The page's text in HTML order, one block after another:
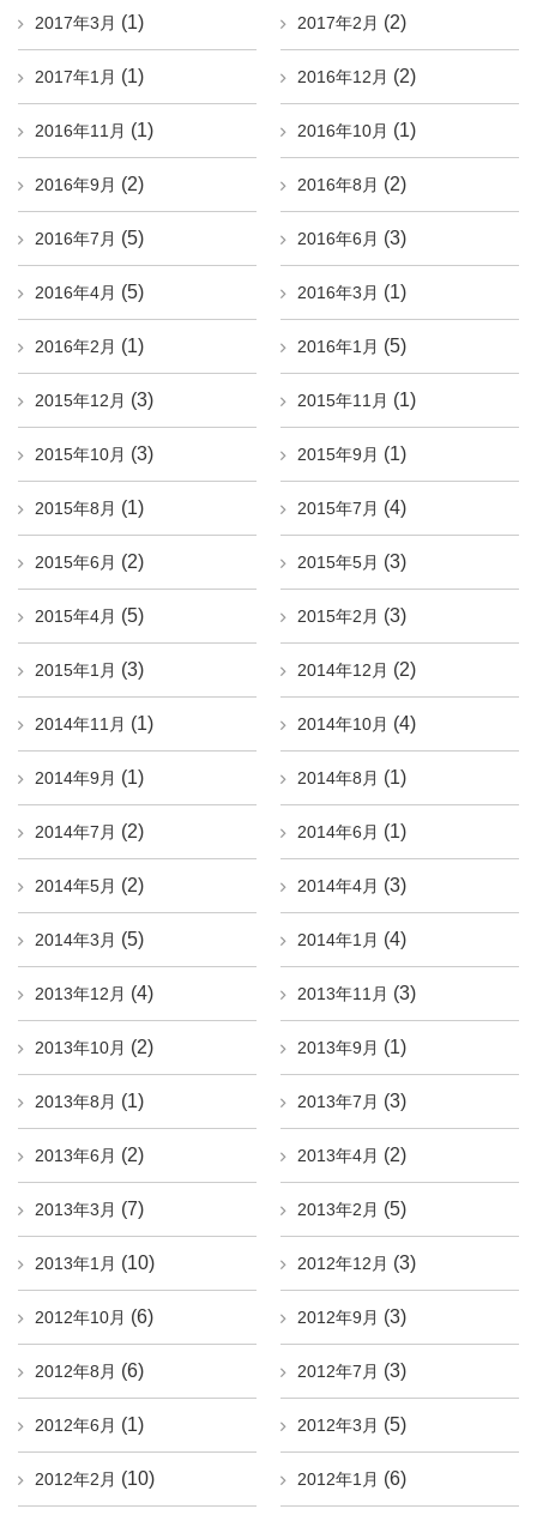
2017年3月 (1) 2017年2月 (2)
2017年1月 (1) 2016年12月 (2)
2016年11月 (1) 2016年10月 (1)
2016年9月 (2) 2016年8月 (2)
2016年7月 (5) 2016年6月 (3)
2016年4月 (5) 2016年3月 (1)
2016年2月 (1) 2016年1月 (5)
2015年12月 (3) 2015年11月 (1)
2015年10月 (3) 2015年9月 (1)
2015年8月 (1) 2015年7月 (4)
2015年6月 (2) 2015年5月 (3)
2015年4月 (5) 2015年2月 (3)
2015年1月 (3) 2014年12月 (2)
2014年11月 (1) 2014年10月 (4)
2014年9月 (1) 2014年8月 (1)
2014年7月 (2) 2014年6月 (1)
2014年5月 (2) 2014年4月 (3)
2014年3月 (5) 2014年1月 (4)
2013年12月 (4) 2013年11月 (3)
2013年10月 (2) 2013年9月 (1)
2013年8月 (1) 2013年7月 (3)
2013年6月 (2) 2013年4月 (2)
2013年3月 (7) 2013年2月 (5)
2013年1月 (10) 2012年12月 (3)
2012年10月 (6) 2012年9月 (3)
2012年8月 (6) 2012年7月 (3)
2012年6月 (1) 2012年3月 (5)
2012年2月 (10) 2012年1月 (6)